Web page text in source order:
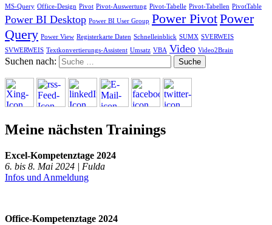
MS-Query Office-Design Pivot Pivot-Auswertung Pivot-Tabelle Pivot-Tabellen PivotTable
Power BI Desktop Power BI User Group Power PivotPower
Query Power View Registerkarte Daten Schnelleinblick SUMX SVERWEIS
SVWERWEIS Textkonvertierungs-Assistent Umsatz VBA Video Video2Brain
Suchen nach:
Meine nächsten Trainings
Excel-Kompetenztage 2024
6. bis 8. Mai 2024 | Fulda
Infos und Anmeldung
Office-Kompetenztage 2024